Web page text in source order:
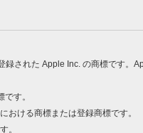
された Apple Inc. の商標です。
す。
ける商標または登録商標です。
。